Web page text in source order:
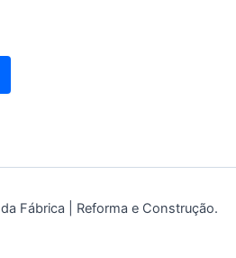
Fábrica | Reforma e Construção.